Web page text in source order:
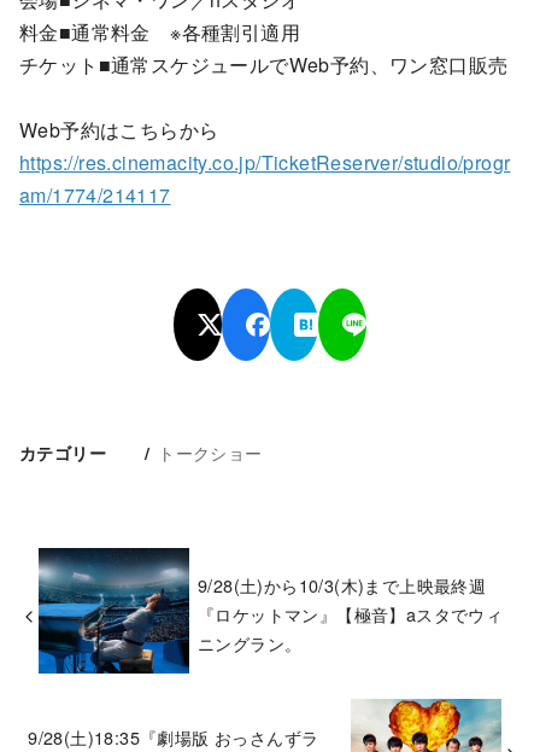
料金■通常料金 ※各種割引適用
チケット■通常スケジュールでWeb予約、ワン窓口販売
Web予約はこちらから
https://res.cinemacity.co.jp/TicketReserver/studio/progr
am/1774/214117
カテゴリー トークショー
9/28(土)から10/3(木)まで上映最終週
『ロケットマン』【極音】aスタでウィ
ニングラン。
9/28(土)18:35『劇場版 おっさんずラ